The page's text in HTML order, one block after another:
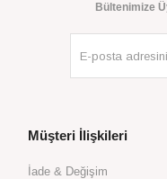
Bültenimize
Müşteri İlişkileri
İade & Değişim